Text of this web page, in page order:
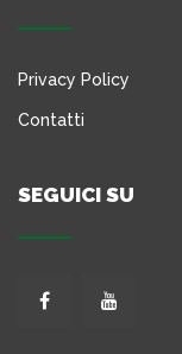
Privacy Policy
Contatti
SEGUICI SU